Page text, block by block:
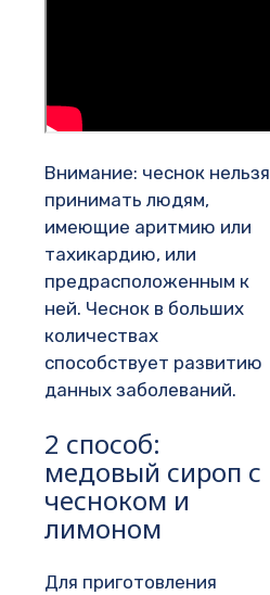
Внимание: чеснок нельзя
принимать людям,
имеющие аритмию или
тахикардию, или
предрасположенным к
ней. Чеснок в больших
количествах
способствует развитию
данных заболеваний.
2 способ:
медовый сироп с
чесноком и
лимоном
Для приготовления